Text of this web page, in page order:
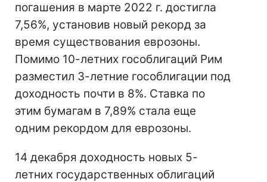
погашения в марте 2022 г. достигла
7,56%, установив новый рекорд за
время существования еврозоны.
Помимо 10-летних гособлигаций Рим
разместил 3-летние гособлигации под
доходность почти в 8%. Ставка по
этим бумагам в 7,89% стала еще
одним рекордом для еврозоны.
14 декабря доходность новых 5-
летних государственных облигаций